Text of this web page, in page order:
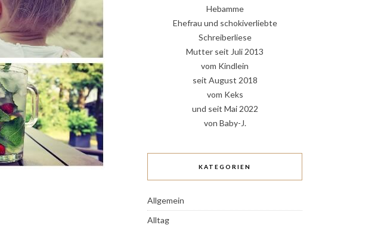
Hebamme
Ehefrau und schokiverliebte
Schreiberliese
Mutter seit Juli 2013
vom Kindlein
seit August 2018
vom Keks
und seit Mai 2022
von Baby-J.
KATEGORIEN
Allgemein
Alltag